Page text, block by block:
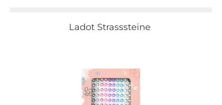
Ladot Strasssteine